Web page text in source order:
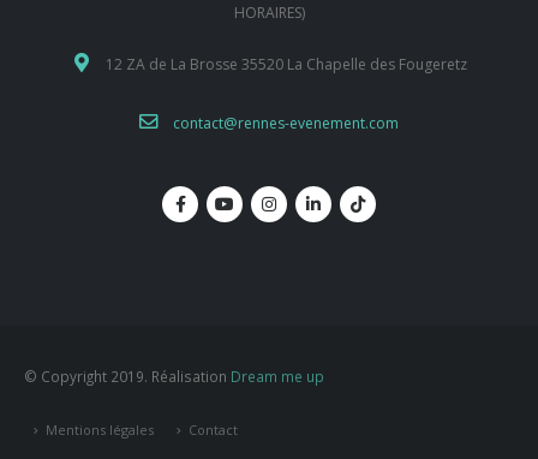
HORAIRES)
12 ZA de La Brosse 35520 La Chapelle des Fougeretz
contact@rennes-evenement.com
© Copyright 2019. Réalisation Dream me up
Mentions légales Contact